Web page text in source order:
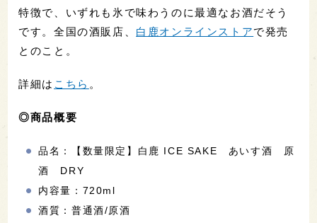
特徴で、いずれも氷で味わうのに最適なお酒だそう
です。全国の酒販店、 白鹿オンラインストアで発売
とのこと。
詳細は こちら 。
◎商品概要
品名：【数量限定】白鹿 ICE SAKE あいす酒 原
酒 DRY
内容量：720ml
酒質：普通酒/原酒